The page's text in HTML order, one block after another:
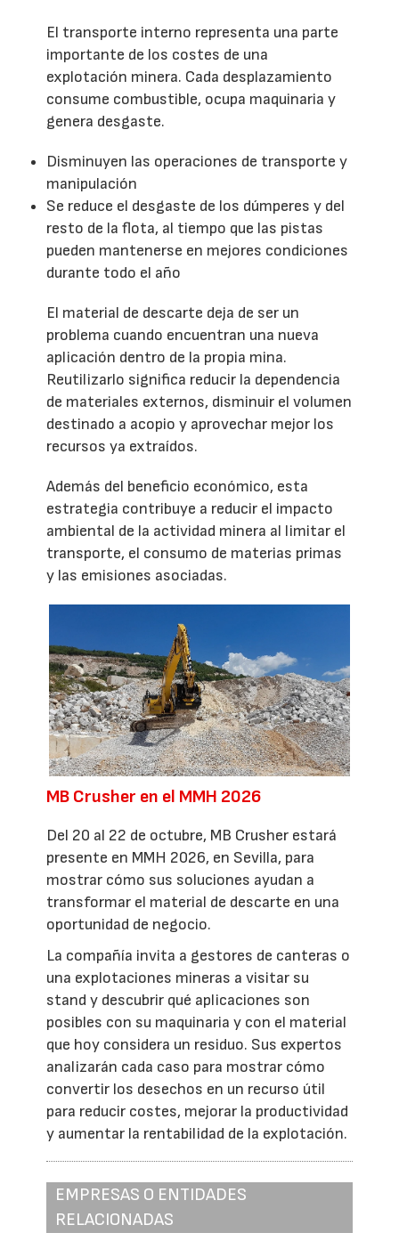
El transporte interno representa una parte
importante de los costes de una
explotación minera. Cada desplazamiento
consume combustible, ocupa maquinaria y
genera desgaste.
Disminuyen las operaciones de transporte y
manipulación
Se reduce el desgaste de los dúmperes y del
resto de la flota, al tiempo que las pistas
pueden mantenerse en mejores condiciones
durante todo el año
El material de descarte deja de ser un
problema cuando encuentran una nueva
aplicación dentro de la propia mina.
Reutilizarlo significa reducir la dependencia
de materiales externos, disminuir el volumen
destinado a acopio y aprovechar mejor los
recursos ya extraídos.
Además del beneficio económico, esta
estrategia contribuye a reducir el impacto
ambiental de la actividad minera al limitar el
transporte, el consumo de materias primas
y las emisiones asociadas.
MB Crusher en el MMH 2026
Del 20 al 22 de octubre, MB Crusher estará
presente en MMH 2026, en Sevilla, para
mostrar cómo sus soluciones ayudan a
transformar el material de descarte en una
oportunidad de negocio.
La compañía invita a gestores de canteras o
una explotaciones mineras a visitar su
stand y descubrir qué aplicaciones son
posibles con su maquinaria y con el material
que hoy considera un residuo. Sus expertos
analizarán cada caso para mostrar cómo
convertir los desechos en un recurso útil
para reducir costes, mejorar la productividad
y aumentar la rentabilidad de la explotación.
EMPRESAS O ENTIDADES
RELACIONADAS